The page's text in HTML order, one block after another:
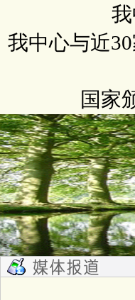
我中心与近
国家